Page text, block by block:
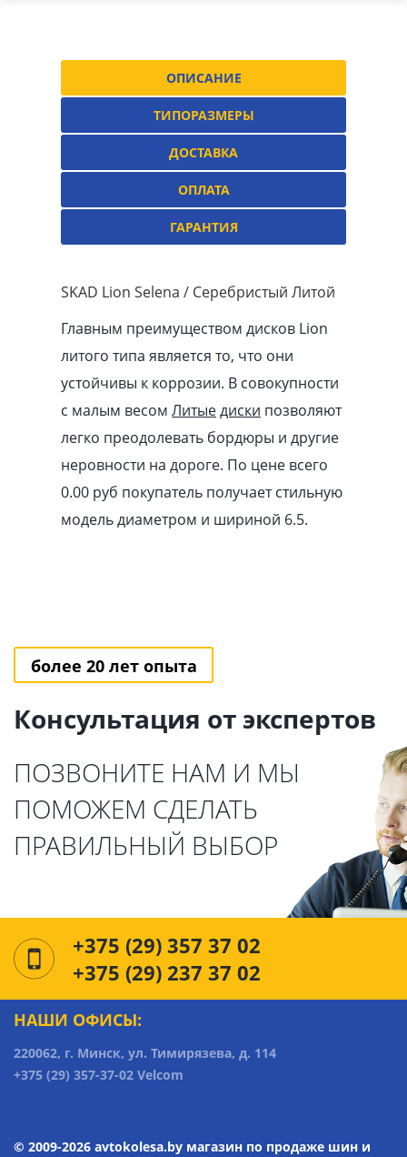
ОПИСАНИЕ
ТИПОРАЗМЕРЫ
ДОСТАВКА
ОПЛАТА
ГАРАНТИЯ
SKAD Lion Selena / Серебристый Литой
Главным преимуществом дисков Lion
литого типа является то, что они
устойчивы к коррозии. В совокупности
с малым весом Литыедиски позволяют
легко преодолевать бордюры и другие
неровности на дороге. По цене всего
0.00 pуб покупатель получает стильную
модель диаметром и шириной 6.5.
более 20 лет опыта
Консультация от экспертов
ПОЗВОНИТЕ НАМ И МЫ
ПОМОЖЕМ СДЕЛАТЬ
ПРАВИЛЬНЫЙ ВЫБОР
+375 (29) 357 37 02
+375 (29) 237 37 02
НАШИ ОФИСЫ:
220062, г. Минск, ул. Тимирязева, д. 114
+375 (29) 357-37-02 Velcom
© 2009-2026 avtokolesa.by магазин по продаже шин и